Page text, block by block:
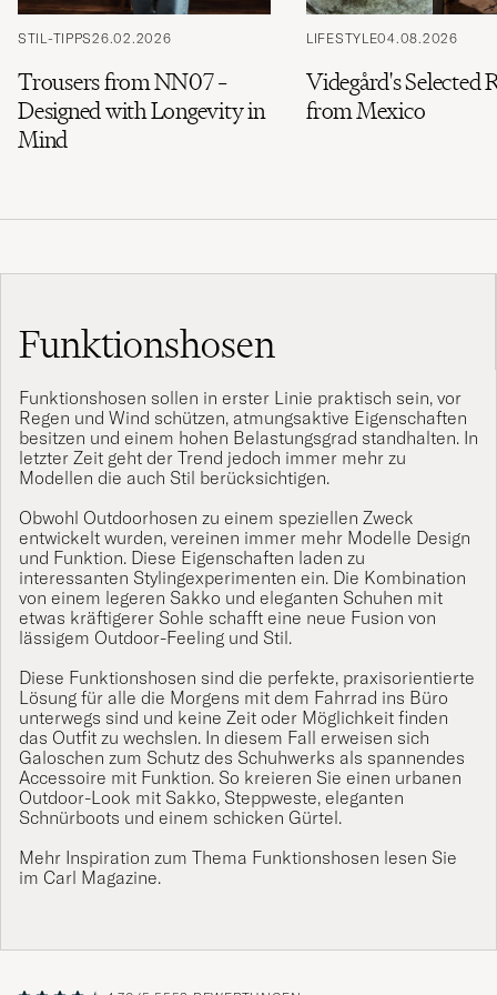
Stil
STIL-TIPPS26.02.2026
Trousers from NN07 –
Designed with Longevity in
Mind
LIFESTYLE04.08.2026
Videgård's Selected
from Mexico
Funktionshosen
Funktionshosen sollen in erster Linie praktisch sein, vor
Regen und Wind schützen, atmungsaktive Eigenschaften
besitzen und einem hohen Belastungsgrad standhalten. In
letzter Zeit geht der Trend jedoch immer mehr zu
Modellen die auch Stil berücksichtigen.
Obwohl Outdoorhosen zu einem speziellen Zweck
entwickelt wurden, vereinen immer mehr Modelle Design
und Funktion. Diese Eigenschaften laden zu
interessanten Stylingexperimenten ein. Die Kombination
von einem legeren Sakko und eleganten Schuhen mit
etwas kräftigerer Sohle schafft eine neue Fusion von
lässigem Outdoor-Feeling und Stil.
Diese Funktionshosen sind die perfekte, praxisorientierte
Lösung für alle die Morgens mit dem Fahrrad ins Büro
unterwegs sind und keine Zeit oder Möglichkeit finden
das Outfit zu wechslen. In diesem Fall erweisen sich
Galoschen zum Schutz des Schuhwerks als spannendes
Accessoire mit Funktion. So kreieren Sie einen urbanen
Outdoor-Look mit Sakko, Steppweste, eleganten
Schnürboots und einem schicken Gürtel.
Mehr Inspiration zum Thema Funktionshosen lesen Sie
im Carl Magazine.